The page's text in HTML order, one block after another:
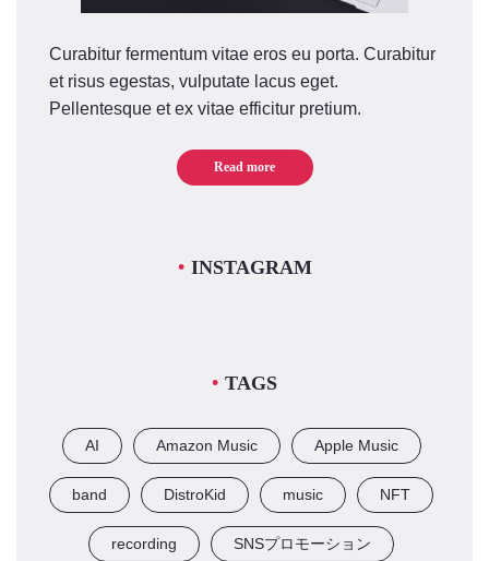
Curabitur fermentum vitae eros eu porta. Curabitur
et risus egestas, vulputate lacus eget.
Pellentesque et ex vitae efficitur pretium.
Read more
INSTAGRAM
TAGS
AI Amazon Music Apple Music
band DistroKid music NFT
recording SNSプロモーション